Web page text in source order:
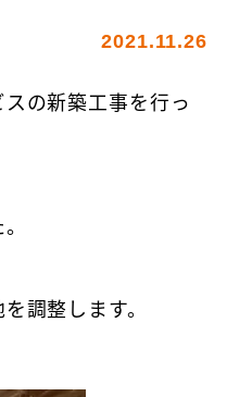
2021.11.26
の新築工事を行っ
調整します。